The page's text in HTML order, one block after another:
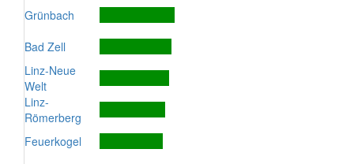
Grünbach
Bad Zell
Linz-Neue
Welt
Linz-
Römerberg
Feuerkogel